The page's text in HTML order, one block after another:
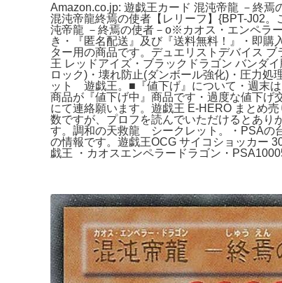
Amazon.co.jp: 遊戯王カード 混沌帝龍 －終焉
混沌帝龍終焉の使者【レリーフ】{BPT-J02
沌帝龍 －終焉の使者－o※カオス・エンペラ
き・『匿名配送』及び『送料無料！』・即
ター用の商品です。デュエリストデバイス
王 レッドアイズ・ブラックドラゴン バンダ
ロック)・壊れ防止(ダンボール強化)・圧力
ット 遊戯王。■『値下げ』について・週末
商品が『値下げ中』商品です・過度な値下
にて連絡願います。遊戯王 E-HERO まとめ
数ですが、プロフを読んでいただけるとあ
す。調和の天救龍 シークレット。・PSAの
の情報です。遊戯王OCG サイコショッカー
戯王 ・カオスエンペラードラゴン・